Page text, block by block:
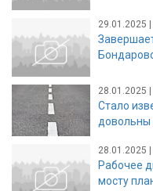
29.01.2025
28.01.2025
Стало
довольны
28.01.2025
Рабочее
мосту